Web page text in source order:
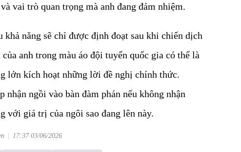
vai trò quan trọng mà anh đang đảm nhiệm.
năng sẽ chỉ được định đoạt sau khi chiến dịch
anh trong màu áo đội tuyển quốc gia có thể là
lớn kích hoạt những lời đề nghị chính thức.
nhận ngồi vào bàn đàm phán nếu không nhận
với giá trị của ngôi sao đang lên này.
17:37 03/06/2026